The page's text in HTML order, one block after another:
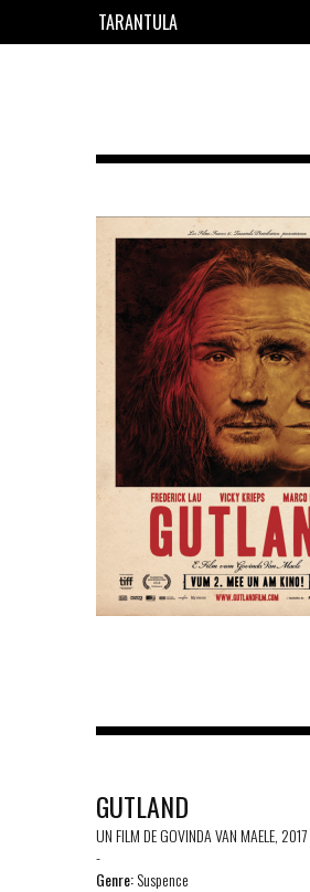
TARANTULA
GUTLAND
UN FILM DE GOVINDA VAN MAELE, 2017
-
Genre:Suspence